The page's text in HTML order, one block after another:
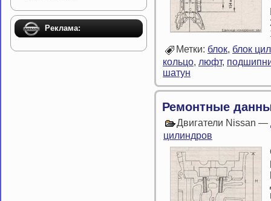
Реклама:
Метки: блок, блок
кольцо, люфт,
шатун
Ремонтные
Двигатели Nissan —
цилиндров